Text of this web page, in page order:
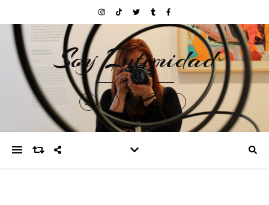
Soy Intimidad
Mi Blog